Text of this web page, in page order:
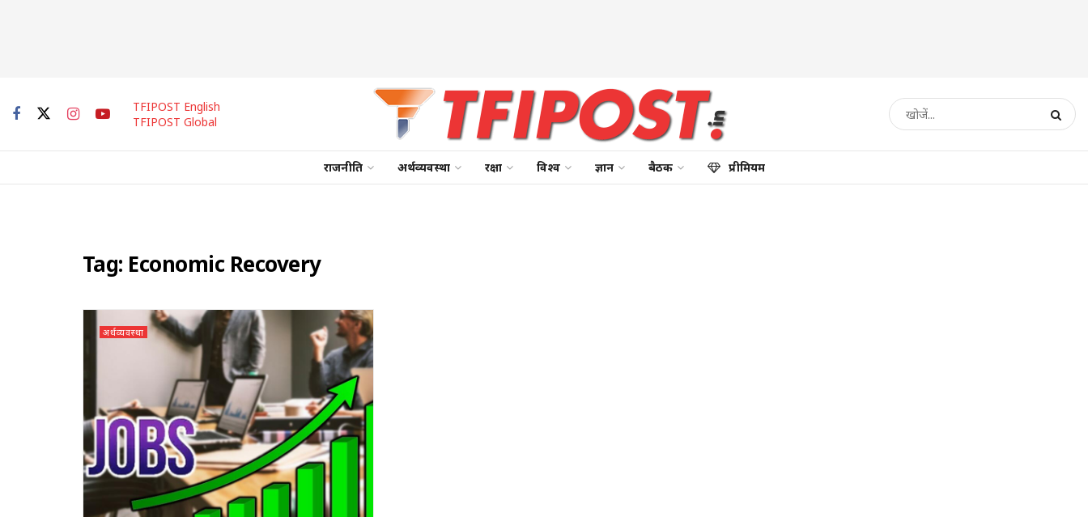
TFIPOST English
TFIPOST Global
राजनीति अर्थव्यवस्था रक्षा विश्व ज्ञान बैठक प्रीमियम
Tag: Economic Recovery
अर्थव्यवस्था